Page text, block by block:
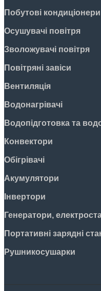
Побутові кондиціонери
Осушувачі повітря
Зволожувачі повітря
Повітряні завіси
Вентиляція
Водонагрівачі
Водопідготовка та
Конвектори
Обігрівачі
Акумулятори
Інвертори
Генератори,
Портативні зарядні
Рушникосушарки